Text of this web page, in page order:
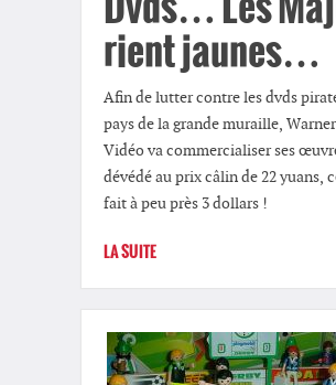
rient jaunes…
Afin de lutter contre les dvds
pays de la grande muraille,
Vidéo va commercialiser ses
dévédé au prix câlin de 22 yuans,
fait à peu près 3 dollars !
LA SUITE